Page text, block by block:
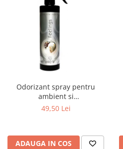
Odorizant spray pentru
ambient si
tesaturi,Feelings,500ml
49,50 Lei
ADAUGA IN COS